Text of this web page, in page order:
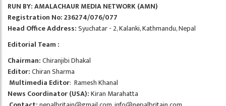
RUN BY: AMALACHAUR MEDIA NETWORK (AMN)
Registration No: 236274/076/077
Head Office Address:Syuchatar - 2, Kalanki, Kathmandu, Nepal
Editorial Team :
Chairman:Chiranjibi Dhakal
Editor:Chiran Sharma
Multimedia Editor: Ramesh Khanal
News Coordinator (USA):Kiran Marahatta